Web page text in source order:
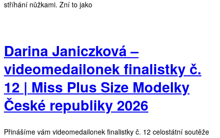
stříhání nůžkami. Zní to jako
Darina Janiczková –
videomedailonek finalistky č.
12 | Miss Plus Size Modelky
České republiky 2026
Přinášíme vám videomedailonek finalistky č. 12 celostátní soutěže